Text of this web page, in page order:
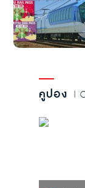
คูปอง |